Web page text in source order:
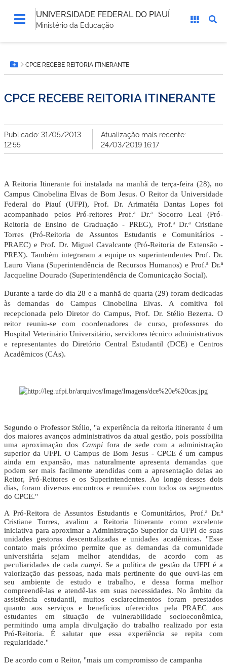
UNIVERSIDADE FEDERAL DO PIAUÍ
Ministério da Educação
está
aqui:Botão Menu
CPCE RECEBE REITORIA ITINERANTE
CPCE RECEBE REITORIA ITINERANTE
Publicado: 31/05/2013
12:55
Atualização mais recente:
24/03/2019 16:17
A Reitoria Itinerante foi instalada na manhã de terça-feira (28), no
Campus Cinobelina Elvas de Bom Jesus. O Reitor da Universidade
Federal do Piauí (UFPI), Prof. Dr. Arimatéia Dantas Lopes foi
acompanhado pelos Pró-reitores Prof.ª Dr.ª Socorro Leal (Pró-
Reitoria de Ensino de Graduação - PREG), Prof.ª Dr.ª Cristiane
Torres (Pró-Reitoria de Assuntos Estudantis e Comunitários -
PRAEC) e Prof. Dr. Miguel Cavalcante (Pró-Reitoria de Extensão -
PREX). Também integraram a equipe os superintendentes Prof. Dr.
Lauro Viana (Superintendência de Recursos Humanos) e Prof.ª Dr.ª
Jacqueline Dourado (Superintendência de Comunicação Social).
Durante a tarde do dia 28 e a manhã de quarta (29) foram dedicadas
às demandas do Campus Cinobelina Elvas. A comitiva foi
recepcionada pelo Diretor do Campus, Prof. Dr. Stélio Bezerra. O
reitor reuniu-se com coordenadores de curso, professores do
Hospital Veterinário Universitário, servidores técnico administrativos
e representantes do Diretório Central Estudantil (DCE) e Centros
Acadêmicos (CAs).
Segundo o Professor Stélio, "a experiência da reitoria itinerante é um
dos maiores avanços administrativos da atual gestão, pois possibilita
uma aproximação dos Campi fora de sede com a administração
superior da UFPI. O Campus de Bom Jesus - CPCE é um campus
ainda em expansão, mas naturalmente apresenta demandas que
podem ser mais facilmente atendidas com a apresentação delas ao
Reitor, Pró-Reitores e os Superintendentes. Ao longo desses dois
dias, foram diversos encontros e reuniões com todos os segmentos
do CPCE."
A Pró-Reitora de Assuntos Estudantis e Comunitários, Prof.ª Dr.ª
Cristiane Torres, avaliou a Reitoria Itinerante como excelente
iniciativa para aproximar a Administração Superior da UFPI de suas
unidades gestoras descentralizadas e unidades acadêmicas. "Esse
contato mais próximo permite que as demandas da comunidade
universitária sejam melhor atendidas, de acordo com as
peculiaridades de cada campi. Se a política de gestão da UFPI é a
valorização das pessoas, nada mais pertinente do que ouvi-las em
seu ambiente de estudo e trabalho, e dessa forma melhor
compreendê-las e atendê-las em suas necessidades. No âmbito da
assistência estudantil, muitos esclarecimentos foram prestados
quanto aos serviços e benefícios oferecidos pela PRAEC aos
estudantes em situação de vulnerabilidade socioeconômica,
permitindo uma ampla divulgação do trabalho realizado por esta
Pró-Reitoria. É salutar que essa experiência se repita com
regularidade."
De acordo com o Reitor, "mais um compromisso de campanha